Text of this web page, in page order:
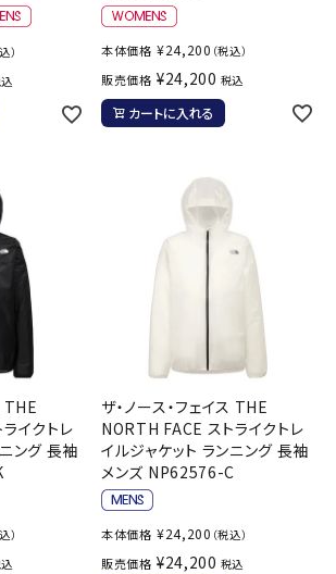
） 本体価格 ¥24,200 （税込）
販売価格 ¥24,200 税込
カートに入れる
THE
イクトレ
ング 長袖
）
ザ・ノース・フェイス THE
NORTH FACE ストライクトレ
イルジャケット ランニング 長袖
メンズ NP62576-C
本体価格 ¥24,200 （税込）
販売価格 ¥24,200 税込